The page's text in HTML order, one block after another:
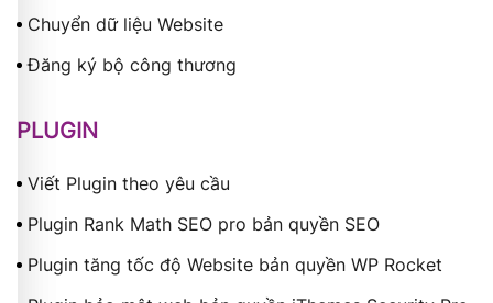
Chuyển dữ liệu Website
Đăng ký bộ công thương
PLUGIN
Viết Plugin theo yêu cầu
Plugin Rank Math SEO pro bản quyền SEO
Plugin tăng tốc độ Website bản quyền WP Rocket